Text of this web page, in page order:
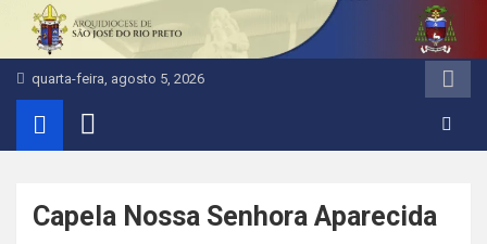
Pular
conteúdo
quarta-feira, agosto 5, 2026
Capela Nossa Senhora Aparecida